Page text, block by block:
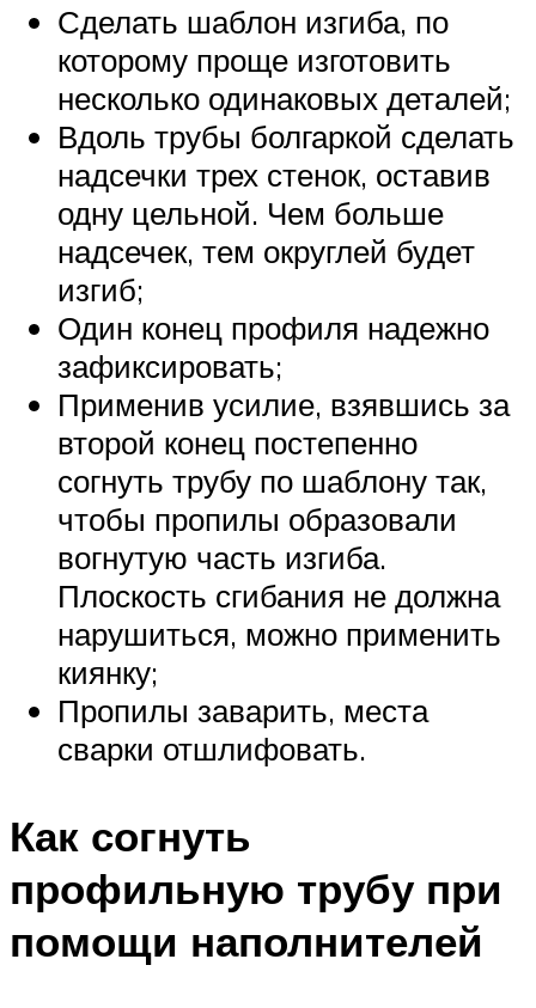
Сделать шаблон изгиба, по
которому проще изготовить
несколько одинаковых деталей;
Вдоль трубы болгаркой сделать
надсечки трех стенок, оставив
одну цельной. Чем больше
надсечек, тем округлей будет
изгиб;
Один конец профиля надежно
зафиксировать;
Применив усилие, взявшись за
второй конец постепенно
согнуть трубу по шаблону так,
чтобы пропилы образовали
вогнутую часть изгиба.
Плоскость сгибания не должна
нарушиться, можно применить
киянку;
Пропилы заварить, места
сварки отшлифовать.
Как согнуть
профильную трубу при
помощи наполнителей